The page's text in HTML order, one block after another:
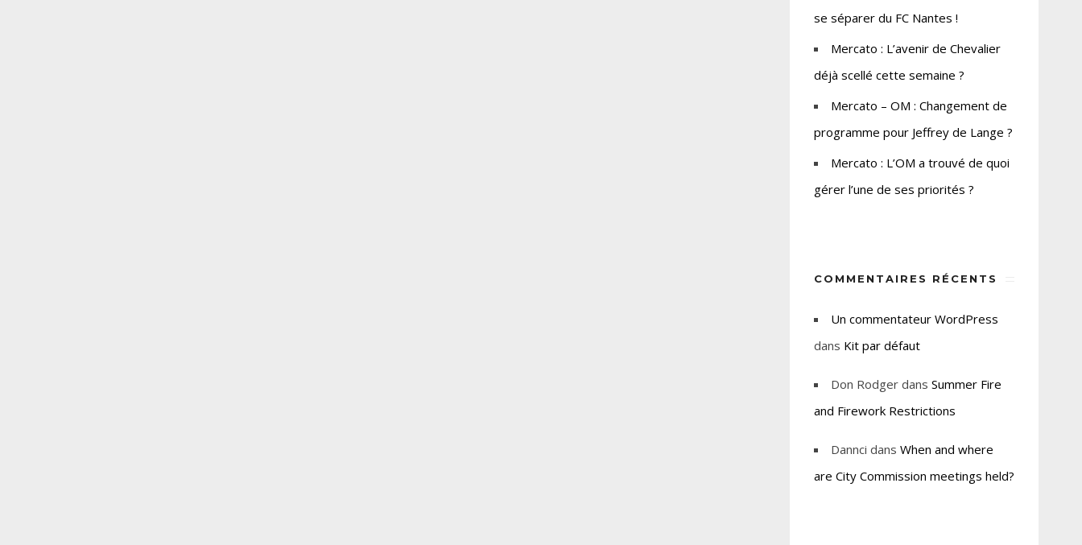
se séparer du FC Nantes !
Mercato : L’avenir de Chevalier
déjà scellé cette semaine ?
Mercato – OM : Changement de
programme pour Jeffrey de Lange ?
Mercato : L’OM a trouvé de quoi
gérer l’une de ses priorités ?
COMMENTAIRES RÉCENTS
Un commentateur WordPress
dans Kit par défaut
Don Rodger dansSummer Fire
and Firework Restrictions
Dannci dansWhen and where
are City Commission meetings held?